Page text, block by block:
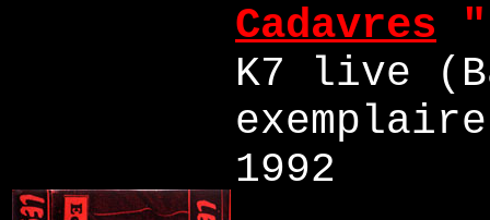
Cadavres "
K7 live
1992